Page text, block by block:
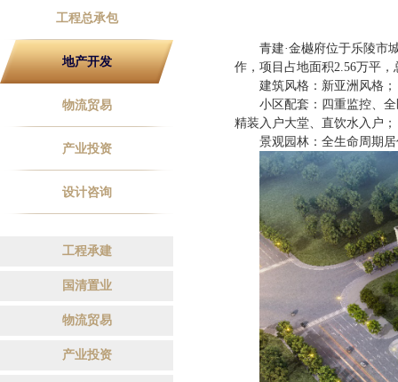
工程总承包
地产开发
物流贸易
产业投资
设计咨询
工程承建
国清置业
物流贸易
产业投资
青建·金樾府位于乐陵市
作，项目占地面积2.56万平
建筑风格：新亚洲风格；
小区配套： 四重监控、
精装入户大堂、直饮水入户；
景观园林：全生命周期